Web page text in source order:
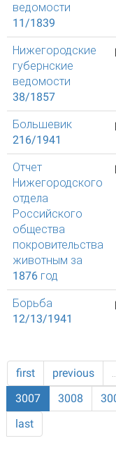
ведомости
11/1839
Нижегородские
губернские
ведомости
38/1857
Большевик
216/1941
Отчет
Нижегородского
отдела
Российского
общества
покровительства
животным за
1876 год
Борьба
12/13/1941
first previous
3007
3008
last